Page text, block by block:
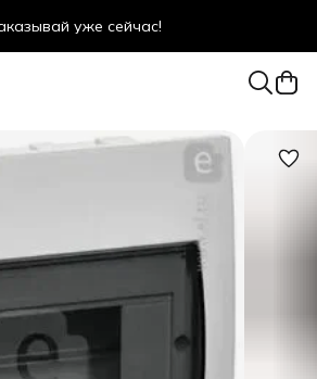
уже сейчас!
цены даже для физ. лиц